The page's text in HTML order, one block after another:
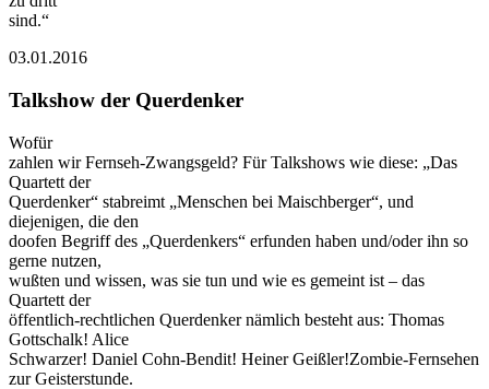
sind.“
03.01.2016
Talkshow der Querdenker
Wofür
zahlen wir Fernseh-Zwangsgeld? Für Talkshows wie diese: „Das
Quartett der
Querdenker“ stabreimt „Menschen bei Maischberger“, und
diejenigen, die den
doofen Begriff des „Querdenkers“ erfunden haben und/oder ihn so
gerne nutzen,
wußten und wissen, was sie tun und wie es gemeint ist – das
Quartett der
öffentlich-rechtlichen Querdenker nämlich besteht aus: Thomas
Gottschalk! Alice
Schwarzer! Daniel Cohn-Bendit! Heiner Geißler!Zombie-Fernsehen
zur Geisterstunde.